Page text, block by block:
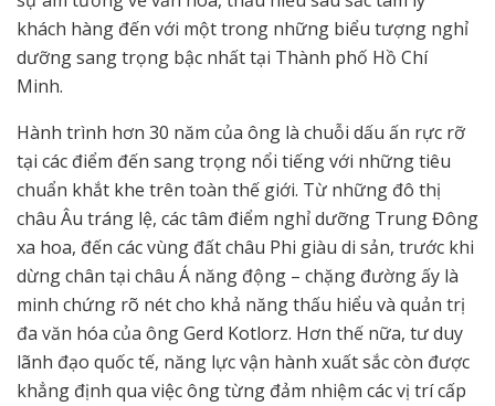
khách hàng đến với một trong những biểu tượng nghỉ
dưỡng sang trọng bậc nhất tại Thành phố Hồ Chí
Minh.
Hành trình hơn 30 năm của ông là chuỗi dấu ấn rực rỡ
tại các điểm đến sang trọng nổi tiếng với những tiêu
chuẩn khắt khe trên toàn thế giới. Từ những đô thị
châu Âu tráng lệ, các tâm điểm nghỉ dưỡng Trung Đông
xa hoa, đến các vùng đất châu Phi giàu di sản, trước khi
dừng chân tại châu Á năng động – chặng đường ấy là
minh chứng rõ nét cho khả năng thấu hiểu và quản trị
đa văn hóa của ông Gerd Kotlorz. Hơn thế nữa, tư duy
lãnh đạo quốc tế, năng lực vận hành xuất sắc còn được
khẳng định qua việc ông từng đảm nhiệm các vị trí cấp